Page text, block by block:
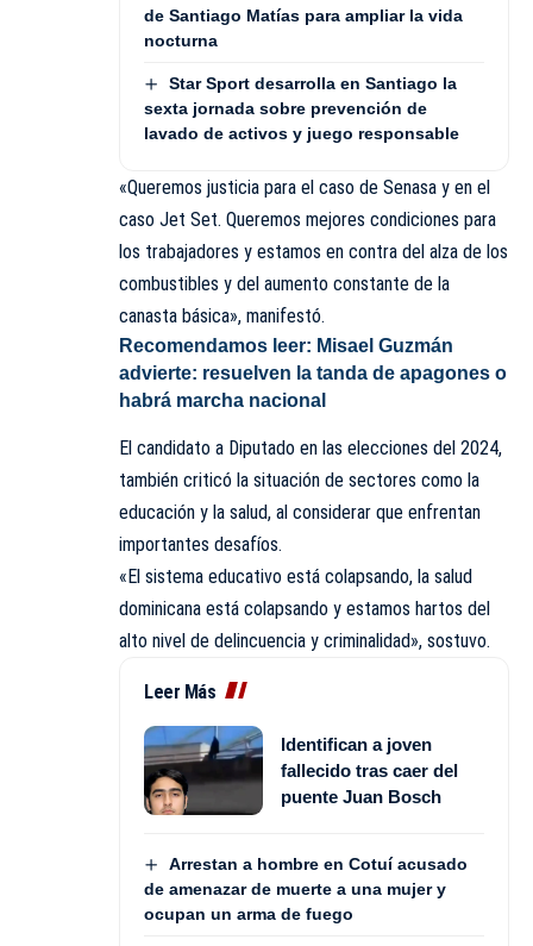
de Santiago Matías para ampliar la vida
nocturna
Star Sport desarrolla en Santiago la
sexta jornada sobre prevención de
lavado de activos y juego responsable
«Queremos justicia para el caso de Senasa y en el
caso Jet Set. Queremos mejores condiciones para
los trabajadores y estamos en contra del alza de los
combustibles y del aumento constante de la
canasta básica», manifestó.
Recomendamos leer: Misael Guzmán
advierte: resuelven la tanda de apagones o
habrá marcha nacional
El candidato a Diputado en las elecciones del 2024,
también criticó la situación de sectores como la
educación y la salud, al considerar que enfrentan
importantes desafíos.
«El sistema educativo está colapsando, la salud
dominicana está colapsando y estamos hartos del
alto nivel de delincuencia y criminalidad», sostuvo.
Leer Más
Identifican a joven
fallecido tras caer del
puente Juan Bosch
Arrestan a hombre en Cotuí acusado
de amenazar de muerte a una mujer y
ocupan un arma de fuego